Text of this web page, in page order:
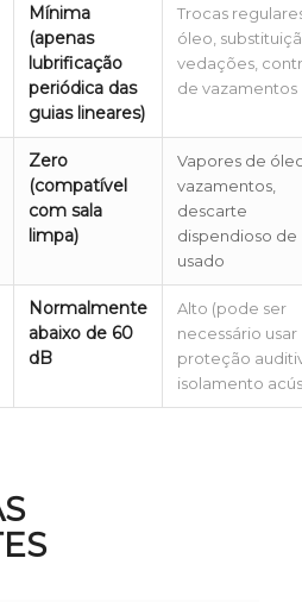
Mínima
(apenas
lubrificação
periódica das
guias lineares)
Trocas
óleo,
vedações,
de vazamentos
Zero
(compatível
com sala
limpa)
Vapores de
vazamentos,
descarte
dispendioso de
usado
Normalmente
abaixo de 60
dB
Alto (pode ser
necessário usar
proteção
isolamento